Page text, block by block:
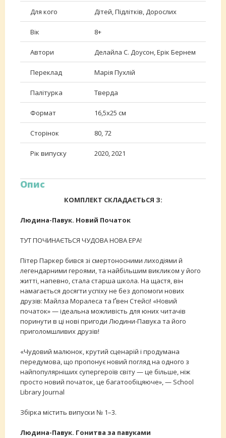
Для кого Дітей, Підлітків, Дорослих
Вік 8+
Автори Делайла С. Доусон, Ерік Бернем
Переклад Марія Пухлій
Палітурка Тверда
Формат 16,5х25 см
Сторінок 80, 72
Рік випуску 2020, 2021
Опис
КОМПЛЕКТ СКЛАДАЄТЬСЯ З:
Людина-Павук. Новий Початок
ТУТ ПОЧИНАЄТЬСЯ ЧУДОВА НОВА ЕРА!
Пітер Паркер бився зі смертоносними лиходіями й
легендарними героями, та найбільшим викликом у його
житті, напевно, стала старша школа. На щастя, він
намагається досягти успіху не без допомоги нових
друзів: Майлза Моралеса та Ґвен Стейсі! «Новий
початок» — ідеальна можливість для юних читачів
поринути в ці нові пригоди Людини-Павука та його
приголомшливих друзів!
«Чудовий малюнок, крутий сценарій і продумана
передумова, що пропонує новий погляд на одного з
найпопулярніших супергероїв світу — це більше, ніж
просто новий початок, це багатообіцяюче», — School
Library Journal
Збірка містить випуски № 1–3.
Людина-Павук. Гонитва за павуками